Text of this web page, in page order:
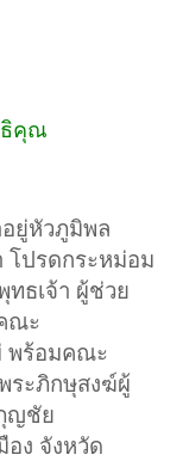
ธิคุณ
อยู่หัวภูมิพล
โปรดกระหม่อม
ธเจ้า ผู้ช่วย
ณะ
พร้อมคณะ
ระภิกษุสงฆ์ผู้
ญชัย
อง จังหวัด